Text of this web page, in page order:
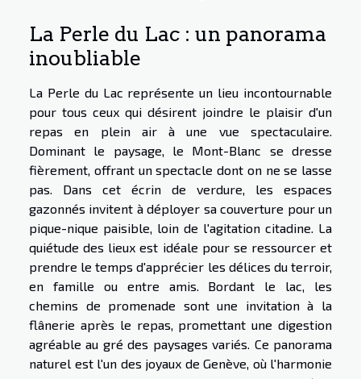
La Perle du Lac : un panorama
inoubliable
La Perle du Lac représente un lieu incontournable
pour tous ceux qui désirent joindre le plaisir d'un
repas en plein air à une vue spectaculaire.
Dominant le paysage, le Mont-Blanc se dresse
fièrement, offrant un spectacle dont on ne se lasse
pas. Dans cet écrin de verdure, les espaces
gazonnés invitent à déployer sa couverture pour un
pique-nique paisible, loin de l'agitation citadine. La
quiétude des lieux est idéale pour se ressourcer et
prendre le temps d'apprécier les délices du terroir,
en famille ou entre amis. Bordant le lac, les
chemins de promenade sont une invitation à la
flânerie après le repas, promettant une digestion
agréable au gré des paysages variés. Ce panorama
naturel est l'un des joyaux de Genève, où l'harmonie